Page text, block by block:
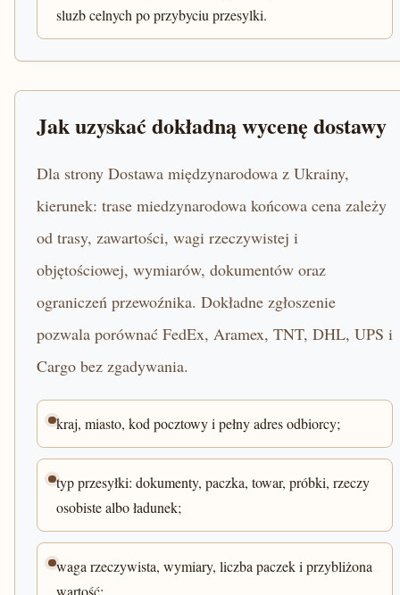
sluzb celnych po przybyciu przesylki.
Jak uzyskać dokładną wycenę dostawy
Dla strony Dostawa międzynarodowa z Ukrainy,
kierunek: trase miedzynarodowa końcowa cena zależy
od trasy, zawartości, wagi rzeczywistej i
objętościowej, wymiarów, dokumentów oraz
ograniczeń przewoźnika. Dokładne zgłoszenie
pozwala porównać FedEx, Aramex, TNT, DHL, UPS i
Cargo bez zgadywania.
kraj, miasto, kod pocztowy i pełny adres odbiorcy;
typ przesyłki: dokumenty, paczka, towar, próbki, rzeczy
osobiste albo ładunek;
waga rzeczywista, wymiary, liczba paczek i przybliżona
wartość;